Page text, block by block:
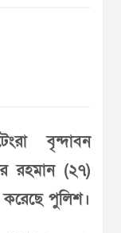
বৃন্দাবন
রহমান (২৭)
পুলিশ।